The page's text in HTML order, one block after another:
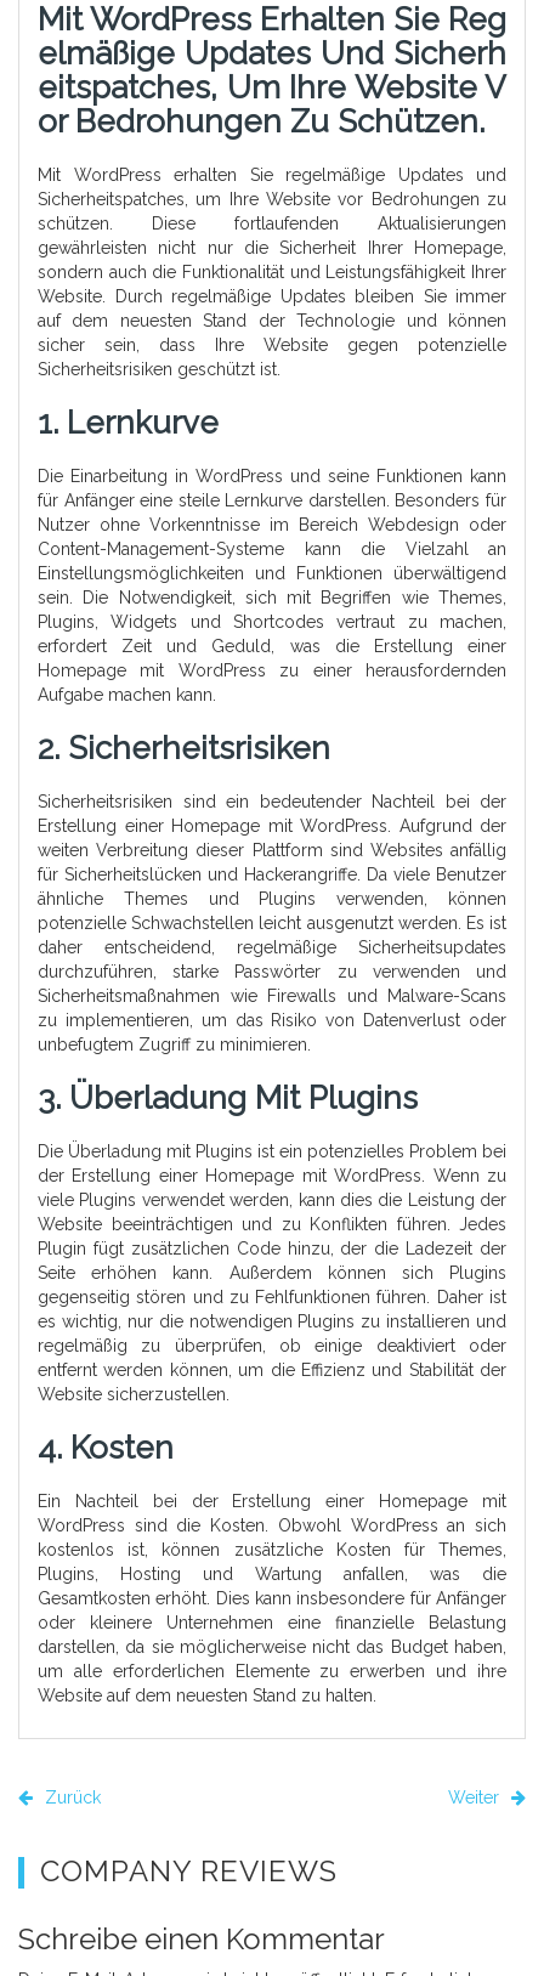
Mit WordPress Erhalten Sie Reg
Elmäßige Updates Und Sicherh
Eitspatches, Um Ihre Website V
Or Bedrohungen Zu Schützen.
Mit WordPress erhalten Sie regelmäßige Updates und
Sicherheitspatches, um Ihre Website vor Bedrohungen zu
schützen. Diese fortlaufenden Aktualisierungen
gewährleisten nicht nur die Sicherheit Ihrer Homepage,
sondern auch die Funktionalität und Leistungsfähigkeit Ihrer
Website. Durch regelmäßige Updates bleiben Sie immer
auf dem neuesten Stand der Technologie und können
sicher sein, dass Ihre Website gegen potenzielle
Sicherheitsrisiken geschützt ist.
1. Lernkurve
Die Einarbeitung in WordPress und seine Funktionen kann
für Anfänger eine steile Lernkurve darstellen. Besonders für
Nutzer ohne Vorkenntnisse im Bereich Webdesign oder
Content-Management-Systeme kann die Vielzahl an
Einstellungsmöglichkeiten und Funktionen überwältigend
sein. Die Notwendigkeit, sich mit Begriffen wie Themes,
Plugins, Widgets und Shortcodes vertraut zu machen,
erfordert Zeit und Geduld, was die Erstellung einer
Homepage mit WordPress zu einer herausfordernden
Aufgabe machen kann.
2. Sicherheitsrisiken
Sicherheitsrisiken sind ein bedeutender Nachteil bei der
Erstellung einer Homepage mit WordPress. Aufgrund der
weiten Verbreitung dieser Plattform sind Websites anfällig
für Sicherheitslücken und Hackerangriffe. Da viele Benutzer
ähnliche Themes und Plugins verwenden, können
potenzielle Schwachstellen leicht ausgenutzt werden. Es ist
daher entscheidend, regelmäßige Sicherheitsupdates
durchzuführen, starke Passwörter zu verwenden und
Sicherheitsmaßnahmen wie Firewalls und Malware-Scans
zu implementieren, um das Risiko von Datenverlust oder
unbefugtem Zugriff zu minimieren.
3. Überladung Mit Plugins
Die Überladung mit Plugins ist ein potenzielles Problem bei
der Erstellung einer Homepage mit WordPress. Wenn zu
viele Plugins verwendet werden, kann dies die Leistung der
Website beeinträchtigen und zu Konflikten führen. Jedes
Plugin fügt zusätzlichen Code hinzu, der die Ladezeit der
Seite erhöhen kann. Außerdem können sich Plugins
gegenseitig stören und zu Fehlfunktionen führen. Daher ist
es wichtig, nur die notwendigen Plugins zu installieren und
regelmäßig zu überprüfen, ob einige deaktiviert oder
entfernt werden können, um die Effizienz und Stabilität der
Website sicherzustellen.
4. Kosten
Ein Nachteil bei der Erstellung einer Homepage mit
WordPress sind die Kosten. Obwohl WordPress an sich
kostenlos ist, können zusätzliche Kosten für Themes,
Plugins, Hosting und Wartung anfallen, was die
Gesamtkosten erhöht. Dies kann insbesondere für Anfänger
oder kleinere Unternehmen eine finanzielle Belastung
darstellen, da sie möglicherweise nicht das Budget haben,
um alle erforderlichen Elemente zu erwerben und ihre
Website auf dem neuesten Stand zu halten.
Zurück Weiter
COMPANY REVIEWS
Schreibe einen Kommentar